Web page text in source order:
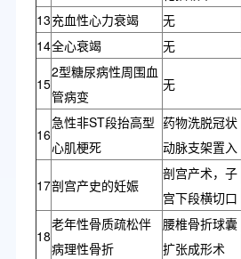
13充血性心力衰竭 无
14全心衰竭 无
15
2型糖尿病性周围血
管病变
无
16
急性非ST段抬高型
心肌梗死
药物洗脱冠状
动脉支架置入
17剖宫产史的妊娠
剖宫产术，子
宫下段横切口
18
老年性骨质疏松伴
病理性骨折
腰椎骨折球囊
扩张成形术